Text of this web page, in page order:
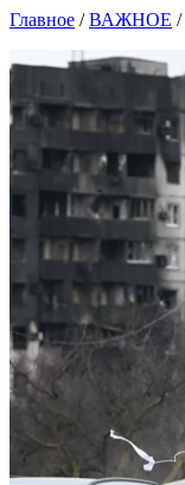
Главное /ВАЖНОЕ /